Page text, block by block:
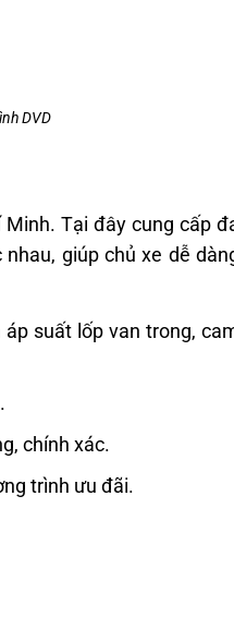
DVD
Tại đây cung cấp
giúp chủ xe dễ
suất lốp van trong,
chính xác.
trình ưu đãi.